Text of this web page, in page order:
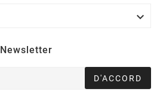

Newsletter
D'ACCORD